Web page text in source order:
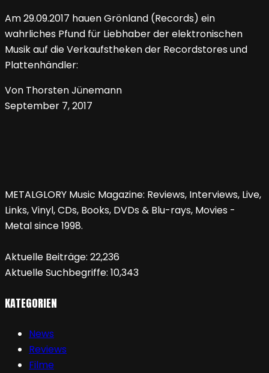
Am 29.09.2017 hauen Grönland (Records) ein
wahrliches Pfund für Liebhaber der elektronischen
Musik auf die Verkaufstheken der Recordstores und
Plattenhändler:
Von Thorsten Jünemann
September 7, 2017
METALGLORY Music Magazine: Reviews, Interviews, Live,
Links, Vinyl, CDs, Books, DVDs & Blu-rays, Movies -
Metal since 1998.
Aktuelle Beiträge: 22,236
Aktuelle Suchbegriffe: 10,343
KATEGORIEN
News
Reviews
Filme